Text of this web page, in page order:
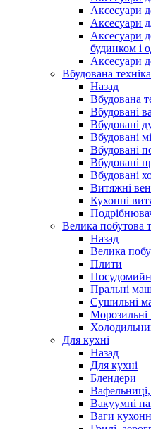
Аксесуари
Аксесуари
Аксесуари
будинком і
Аксесуари
Вбудована техніка
Назад
Вбудована
Вбудовані
Вбудовані
Вбудовані
Вбудовані
Вбудовані
Вбудовані
Витяжні
Кухонні
Велика побутова
Назад
Велика
Плити
Пральні
Сушильні
Морозильні
Для кухні
Назад
Для кухні
Блендери
Вакуумні
Ваги